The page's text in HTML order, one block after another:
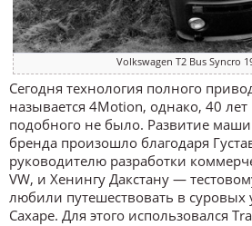
Volkswagen T2 Bus Syncro
Сегодня технология полного
называется 4Motion, однако, 40 лет
подобного не было. Развитие
бренда произошло благодаря
руководителю разработки
VW, и Хенингу Дакстану —
любили путешествовать в суровых
Сахаре. Для этого использовался